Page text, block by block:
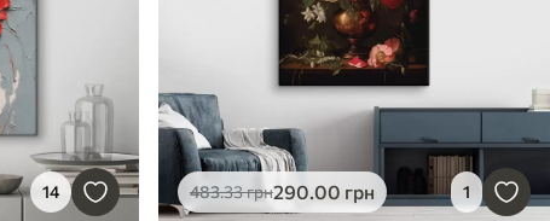
14 483.33грн290.00 грн 1